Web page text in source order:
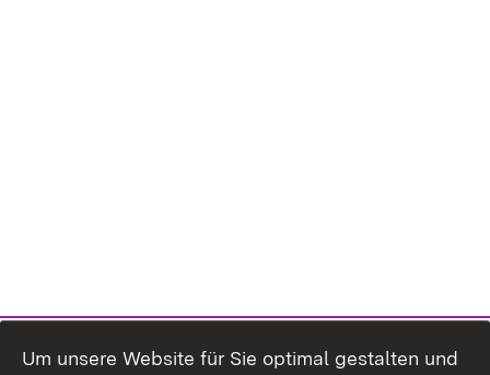
Um unsere Website für Sie optimal gestalten und